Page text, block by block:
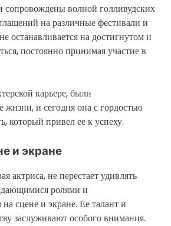
волной голливудских
на различные фестивали и
останавливается на достигнутом и
постоянно принимая участие в
карьере, были
и сегодня она с гордостью
который привел ее к успеху.
и экране
актриса, не перестает удивлять
ролями и
сцене и экране. Ее талант и
заслуживают особого внимания.